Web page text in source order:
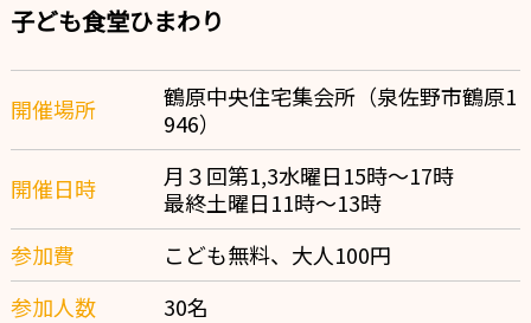
子ども食堂ひまわり
開催場所
鶴原中央住宅集会所（泉佐野市鶴原1
946）
開催日時
月３回第1,3水曜日15時～17時
最終土曜日11時～13時
参加費
こども無料、大人100円
参加人数
30名